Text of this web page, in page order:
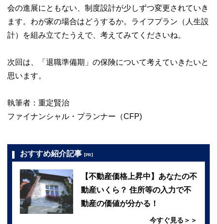
会の進展にともない、制度設計が少しずつ変更されていき
ます。わが家の場合はどうするか。ライフプラン（人生設
計）を組み立てたうえで、考えてみてくださいね。
次回は、「退職準備期」の保険について考えていきたいと
思います。
執筆者：重定賢治
ファイナンシャル・プランナー（CFP)
おすすめ紹介記事 【PR】
【不動産価格上昇中】あなたの不
動産いくら？ 住所等の入力で不
動産の価値が分かる！
今すぐ見る＞＞